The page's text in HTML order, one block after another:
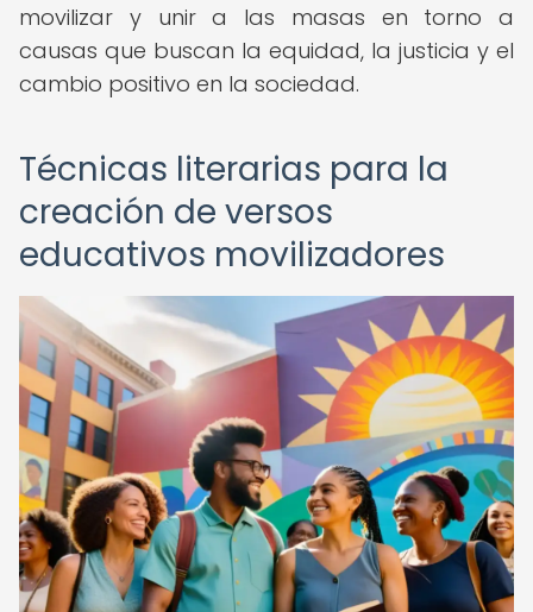
movilizar y unir a las masas en torno a
causas que buscan la equidad, la justicia y el
cambio positivo en la sociedad.
Técnicas literarias para la
creación de versos
educativos movilizadores